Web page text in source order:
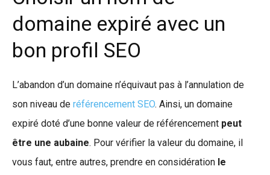
domaine expiré avec un
bon profil SEO
L’abandon d’un domaine n’équivaut pas à l’annulation de
son niveau de référencement SEO. Ainsi, un domaine
expiré doté d’une bonne valeur de référencement peut
être une aubaine. Pour vérifier la valeur du domaine, il
vous faut, entre autres, prendre en considération le